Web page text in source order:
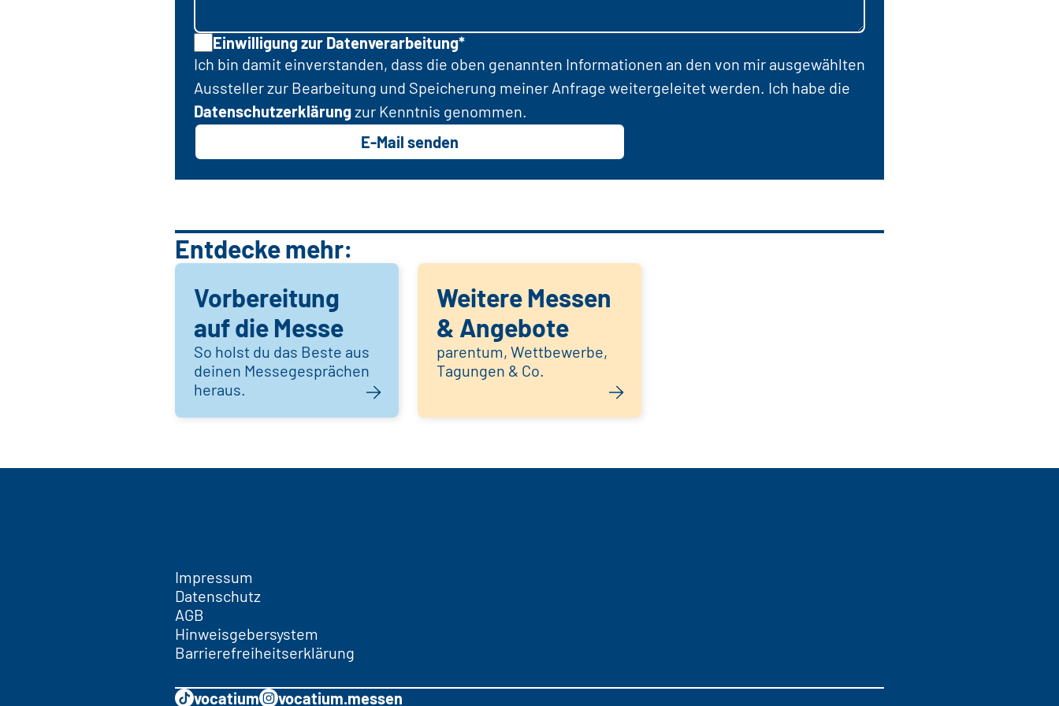
Einwilligung zur Datenverarbeitung*
Ich bin damit einverstanden, dass die oben genannten Informationen an den von mir ausgewählten
Aussteller zur Bearbeitung und Speicherung meiner Anfrage weitergeleitet werden. Ich habe die
Datenschutzerklärungzur Kenntnis genommen.
E-Mail senden
Entdecke mehr:
Vorbereitung
auf die Messe
So holst du das Beste aus
deinen Messegesprächen
heraus.
Weitere Messen
& Angebote
parentum, Wettbewerbe,
Tagungen & Co.
Impressum
Datenschutz
AGB
Hinweisgebersystem
Barrierefreiheitserklärung
vocatium vocatium.messen